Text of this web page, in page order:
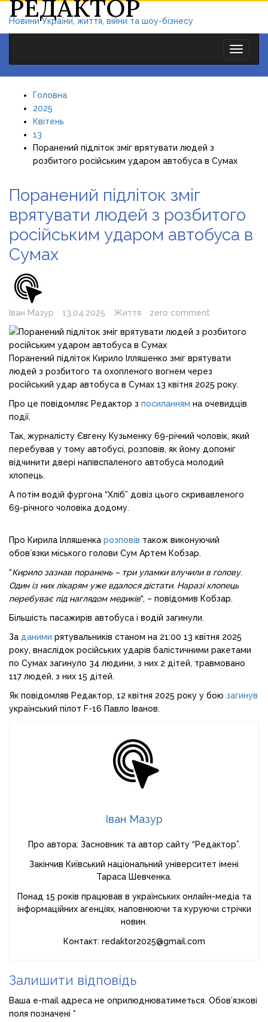
РЕДАКТОР
Новини України, життя, війни та шоу-бізнесу
Toggle
Головна
2025
Квітень
13
Поранений підліток зміг врятувати людей з
розбитого російським ударом автобуса в Сумах
Поранений підліток зміг
врятувати людей з розбитого
російським ударом автобуса в
Сумах
Іван Мазур 13.04.2025 Життя zero comment
Поранений підліток Кирило Ілляшенко зміг врятувати
людей з розбитого та охопленого вогнем через
російський удар автобуса в Сумах 13 квітня 2025 року.
Про це повідомляє Редактор з посиланням на очевидців
події.
Так, журналісту Євгену Кузьменку 69-річний чоловік, який
перебував у тому автобусі, розповів, як йому допоміг
відчинити двері напівспаленого автобуса молодий
хлопець.
А потім водій фургона “Хліб” довіз цього скривавленого
69-річного чоловіка додому.
Про Кирила Ілляшенка розповів також виконуючий
обов’язки міського голови Сум Артем Кобзар.
“Кирило зазнав поранень – три уламки влучили в голову.
Один із них лікарям уже вдалося дістати. Наразі хлопець
перебуває під наглядом медиків“, – повідомив Кобзар.
Більшість пасажирів автобуса і водій загинули.
За даними рятувальників станом на 21:00 13 квітня 2025
року, внаслідок російських ударів балістичними ракетами
по Сумах загинуло 34 людини, з них 2 дітей, травмовано
117 людей, з них 15 дітей.
Як повідомляв Редактор, 12 квітня 2025 року у бою загинув
український пілот F-16 Павло Іванов.
Іван Мазур
Про автора: Засновник та автор сайту “Редактор”.
Закінчив Київський національний університет імені
Тараса Шевченка.
Понад 15 років працював в українських онлайн-медіа та
інформаційних агенціях, наповнюючи та куруючи стрічки
новин.
Контакт: redaktor2025@gmail.com
Залишити відповідь
Ваша e-mail адреса не оприлюднюватиметься. Обов’язкові
поля позначені *